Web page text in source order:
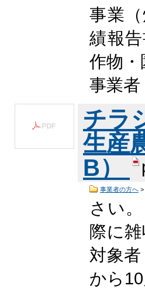
事業
績報
作物
事業
チラ
生産
B）
事業者の方へ>
さい
際に
対象
から